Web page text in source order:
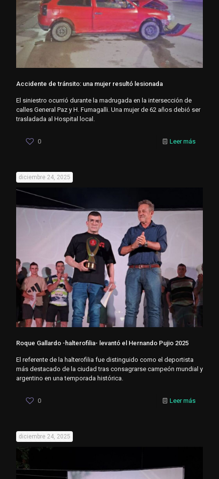
Accidente de tránsito: una mujer resultó lesionada
El siniestro ocurrió durante la madrugada en la intersección de
calles General Paz y H. Fumagalli. Una mujer de 62 años debió ser
trasladada al Hospital local.
0 Leer más
diciembre 24, 2025
Roque Gallardo -halterofilia- levantó el Hernando Pujio 2025
El referente de la halterofilia fue distinguido como el deportista
más destacado de la ciudad tras consagrarse campeón mundial y
argentino en una temporada histórica.
0 Leer más
diciembre 24, 2025